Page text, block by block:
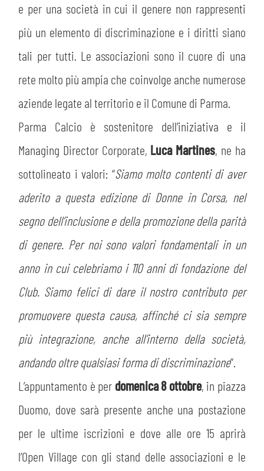
e per una società in cui il genere non rappresenti
più un elemento di discriminazione e i diritti siano
tali per tutti. Le associazioni sono il cuore di una
rete molto più ampia che coinvolge anche numerose
aziende legate al territorio e il Comune di Parma.
Parma Calcio è sostenitore dell’iniziativa e il
Managing Director Corporate, Luca Martines, ne ha
sottolineato i valori: “Siamo molto contenti di aver
aderito a questa edizione di Donne in Corsa, nel
segno dell’inclusione e della promozione della parità
di genere. Per noi sono valori fondamentali in un
anno in cui celebriamo i 110 anni di fondazione del
Club. Siamo felici di dare il nostro contributo per
promuovere questa causa, affinché ci sia sempre
più integrazione, anche all’interno della società,
andando oltre qualsiasi forma di discriminazione”.
L’appuntamento è per domenica 8 ottobre, in piazza
Duomo, dove sarà presente anche una postazione
per le ultime iscrizioni e dove alle ore 15 aprirà
l’Open Village con gli stand delle associazioni e le